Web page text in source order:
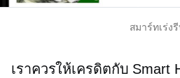
สมาร์ทเร่ง
เราควรให้เครดิตกับ Smart